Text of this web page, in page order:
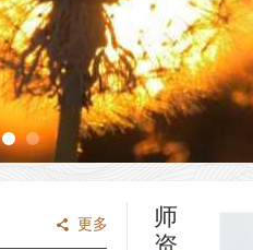
师
끖 更多